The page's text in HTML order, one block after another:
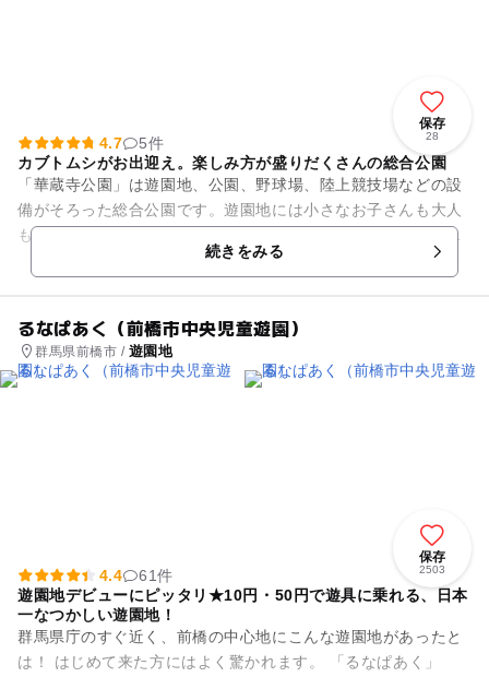
保存
28
4.7
5件
カブトムシがお出迎え。楽しみ方が盛りだくさんの総合公園
「華蔵寺公園」は遊園地、公園、野球場、陸上競技場などの設
備がそろった総合公園です。遊園地には小さなお子さんも大人
も楽しいアトラクションがあります。入園無料、アトラクショ
ンの利用料のみなのでお手頃...続きをみる
るなぱあく（前橋市中央児童遊園）
群馬県前橋市 / 遊園地
保存
2503
4.4
61件
遊園地デビューにピッタリ★10円・50円で遊具に乗れる、日本
一なつかしい遊園地！
群馬県庁のすぐ近く、前橋の中心地にこんな遊園地があったと
は！ はじめて来た方にはよく驚かれます。 「るなぱあく」